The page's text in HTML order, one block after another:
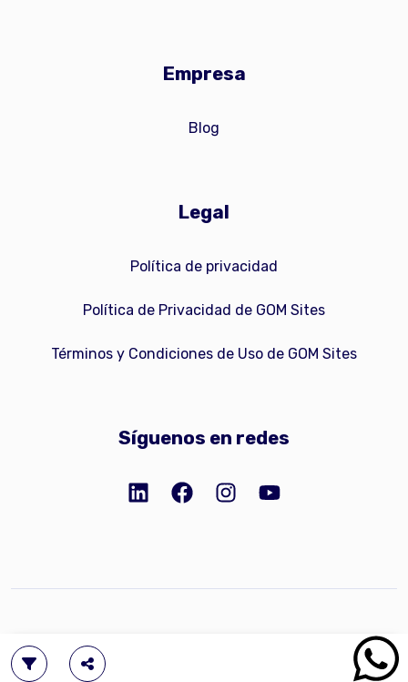
Empresa
Blog
Legal
Política de privacidad
Política de Privacidad de GOM Sites
Términos y Condiciones de Uso de GOM Sites
Síguenos en redes